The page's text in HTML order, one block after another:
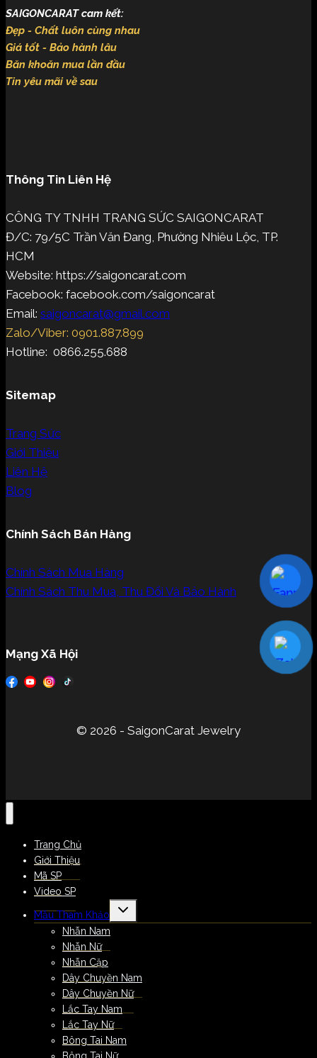
SAIGONCARAT cam kết:
Đẹp - Chất luôn cùng nhau
Giá tốt - Bảo hành lâu
Băn khoăn mua lần đầu
Tin yêu mãi về sau
Thông Tin Liên Hệ
CÔNG TY TNHH TRANG SỨC SAIGONCARAT
Đ/C: 79/5C Trần Văn Đang, Phường Nhiêu Lộc, TP.
HCM
Website: https://saigoncarat.com
Facebook: facebook.com/saigoncarat
Email: saigoncarat@gmail.com
Zalo/Viber: 0901.887.899
Hotline: 0866.255.688
Sitemap
Trang Sức
Giới Thiệu
Liên Hệ
Blog
Chính Sách Bán Hàng
Chính Sách Mua Hàng
Chính Sách Thu Mua, Thu Đổi Và Bảo Hành
Mạng Xã Hội
© 2026 - SaigonCarat Jewelry
Trang Chủ
Giới Thiệu
Mã SP
Video SP
Mẫu Tham Khảo
Nhẫn Nam
Nhẫn Nữ
Nhẫn Cặp
Dây Chuyền Nam
Dây Chuyền Nữ
Lắc Tay Nam
Lắc Tay Nữ
Bông Tai Nam